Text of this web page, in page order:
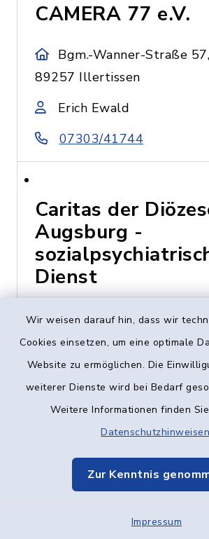
Wir weisen darauf hin, dass wir
Cookies einsetzen, um eine optimale
Website zu ermöglichen. Die
weiterer Dienste wird bei Bedarf
Weitere Informationen finden
Zur Kenntnis
Impressum
CAMERA 77 e.V.
Bgm.-Wanner-Straße 57,
89257 Illertissen
Erich Ewald
07303/41744
Caritas der
Augsburg -
Dienst
Heinz-Rühmann-Str. 7,
89231 Neu-Ulm
0731 - 73424
Caritas-Centrum
Vöhringen
Vogelstraße 8, 89269